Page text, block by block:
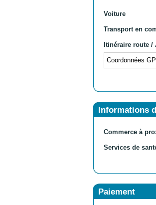
Voiture
Transport en
Itinéraire route /
Coordonnées
Informations
Commerce à
Services de
Paiement